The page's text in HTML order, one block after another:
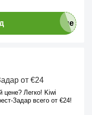
от €24
цене? Легко! Kiwi
Задар всего от €24!